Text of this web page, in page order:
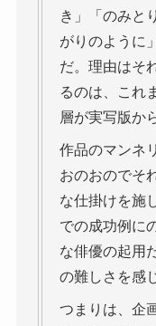
き」「のみと
がりのように
だ。理由はそ
るのは、これ
層が実写版か
作品のマンネ
おのおのでそ
な仕掛けを施
での成功例に
な俳優の起用
の難しさを感
つまりは、企